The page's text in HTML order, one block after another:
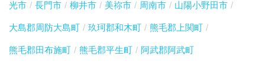
光市 長門市 柳井市 美祢市 周南市 山陽小野田市
大島郡周防大島町 玖珂郡和木町 熊毛郡上関町
熊毛郡田布施町 熊毛郡平生町 阿武郡阿武町